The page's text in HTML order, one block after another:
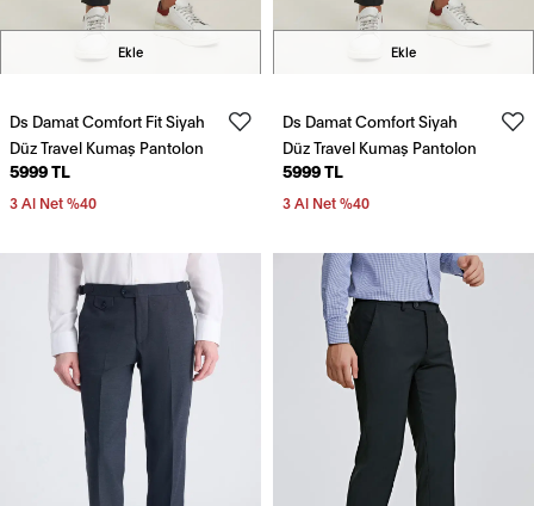
Ekle
Ds Damat Comfort Fit Siyah
Düz Travel Kumaş Pantolon
5999 TL
3 Al Net %40
Ekle
Ds Damat Comfort Siyah
Düz Travel Kumaş Pantolon
5999 TL
3 Al Net %40